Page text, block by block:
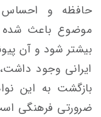
حافظه و احساس
موضوع باعث شده
بیشتر شود و آن
ایرانی وجود
بازگشت به این
ضرورتی فرهنگی